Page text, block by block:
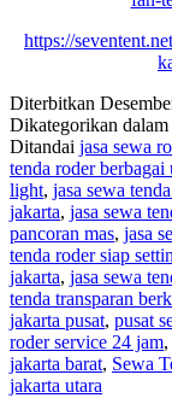
https://
Diterbitkan
Dikategorikan dalam
Ditandai jasa sewa
tenda roder berbagai
light, jasa sewa
jakarta, jasa sewa
pancoran mas, jasa
tenda roder siap
jakarta, jasa sewa
tenda transparan
jakarta pusat, pusat
roder service 24 jam,
jakarta barat, Sewa
jakarta utara